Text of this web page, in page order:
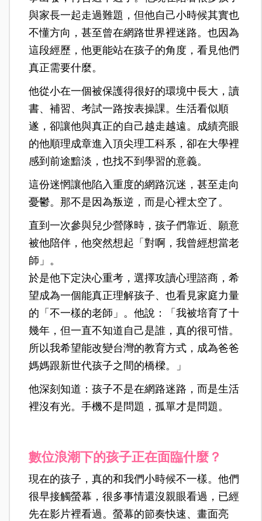
與家長一起走過難題，但他自己小時候其實也
不懂方向，甚至曾在網路世界裡迷路。也因為
這段經歷，他更能站在孩子的角度，看見他們
真正需要什麼。
他從小在一個被保護得很好的環境中長大，讀
書、補習、考試一路按表操課。生活看似順
遂，卻讓他與真正的自己越走越遠。成績亮眼
的他順理成章進入頂尖理工科系，卻在大學裡
感到前途黯淡，也找不到學習的意義。
這份迷惘讓他陷入重度的網路沉迷，甚至走向
憂鬱。那不是因為叛逆，而是心裡太空了。
直到一次參與兒少營隊時，孩子們靠近、願意
被他陪伴，他突然想起「對啊，我曾經想當老
師」。
於是他下定決心重考，選擇攻讀心理諮商，希
望成為一個能真正理解孩子、也看見家庭力量
的「不一樣的老師」。他說：「我被培育了十
幾年，但一直不知道自己是誰，真的很可惜。
所以我希望能改變台灣的教育方式，成為爸爸
媽媽跟新世代孩子之間的橋樑。」
他深刻知道：孩子不是在網路迷路，而是生活
裡沒有光。手機不是問題，孤單才是問題。
數位浪潮下的孩子正在面臨什麼？
現在的孩子，真的和我們小時候不一樣。他們
很早接觸螢幕，很多事情還沒親眼看過，已經
先在影片裡看過。螢幕的節奏快速、畫面亮